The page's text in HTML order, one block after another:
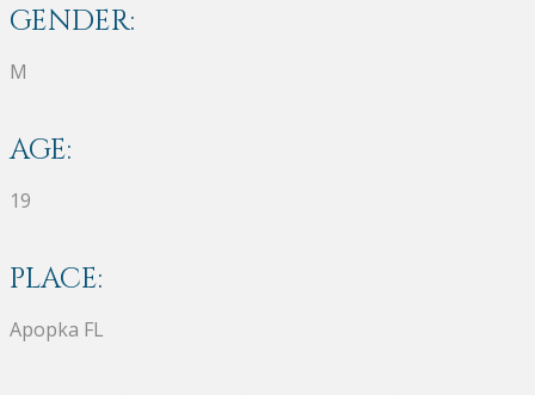
GENDER:
M
AGE:
19
PLACE:
Apopka FL